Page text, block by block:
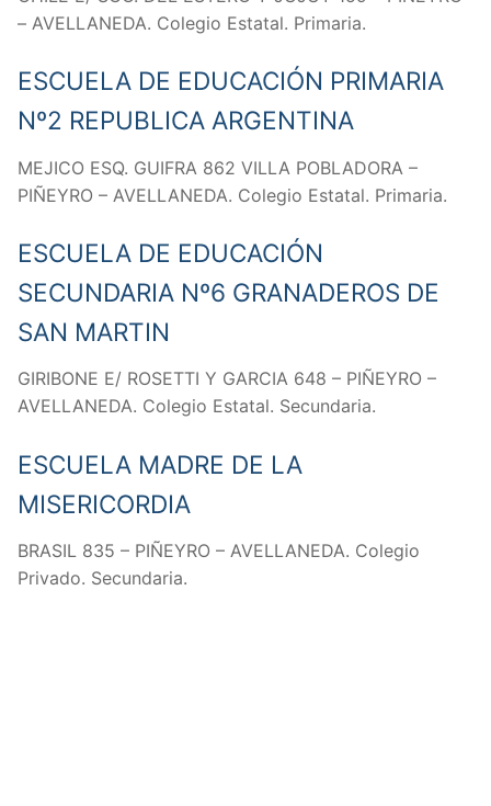
– AVELLANEDA. Colegio Estatal. Primaria.
ESCUELA DE EDUCACIÓN PRIMARIA
Nº2 REPUBLICA ARGENTINA
MEJICO ESQ. GUIFRA 862 VILLA POBLADORA –
PIÑEYRO – AVELLANEDA. Colegio Estatal. Primaria.
ESCUELA DE EDUCACIÓN
SECUNDARIA Nº6 GRANADEROS DE
SAN MARTIN
GIRIBONE E/ ROSETTI Y GARCIA 648 – PIÑEYRO –
AVELLANEDA. Colegio Estatal. Secundaria.
ESCUELA MADRE DE LA
MISERICORDIA
BRASIL 835 – PIÑEYRO – AVELLANEDA. Colegio
Privado. Secundaria.